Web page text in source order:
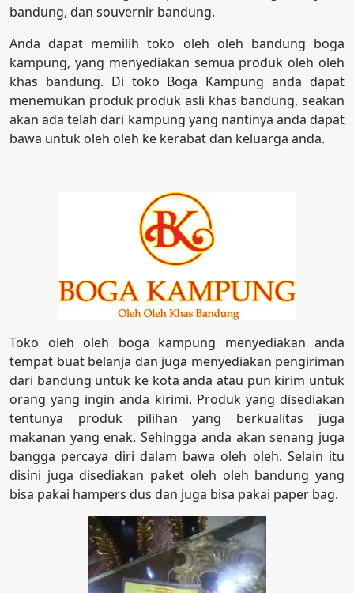
bandung, dan souvernir bandung.
Anda dapat memilih toko oleh oleh bandung boga
kampung, yang menyediakan semua produk oleh oleh
khas bandung. Di toko Boga Kampung anda dapat
menemukan produk produk asli khas bandung, seakan
akan ada telah dari kampung yang nantinya anda dapat
bawa untuk oleh oleh ke kerabat dan keluarga anda.
Toko oleh oleh boga kampung menyediakan anda
tempat buat belanja dan juga menyediakan pengiriman
dari bandung untuk ke kota anda atau pun kirim untuk
orang yang ingin anda kirimi. Produk yang disediakan
tentunya produk pilihan yang berkualitas juga
makanan yang enak. Sehingga anda akan senang juga
bangga percaya diri dalam bawa oleh oleh. Selain itu
disini juga disediakan paket oleh oleh bandung yang
bisa pakai hampers dus dan juga bisa pakai paper bag.